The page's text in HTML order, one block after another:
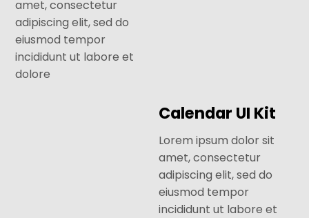
amet, consectetur
adipiscing elit, sed do
eiusmod tempor
incididunt ut labore et
dolore
Calendar UI Kit
Lorem ipsum dolor sit
amet, consectetur
adipiscing elit, sed do
eiusmod tempor
incididunt ut labore et